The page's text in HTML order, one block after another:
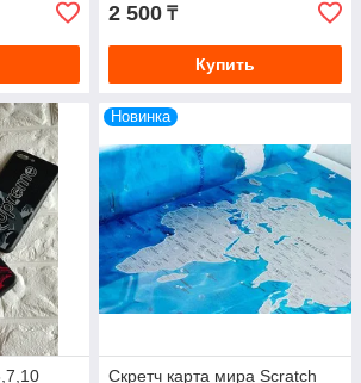
2 500 ₸
Купить
Новинка
Скретч карта мира Scratch